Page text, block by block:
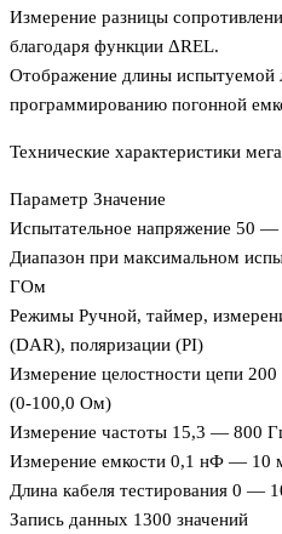
Измерение разницы
благодаря функции ΔREL.
Отображение длины испытуемой
программированию погонной
Технические характеристики
Параметр Значение
Испытательное напряжение 50
Диапазон при максимальном
ГОм
Режимы Ручной, таймер,
(DAR), поляризации (PI)
Измерение целостности цепи
(0-100,0 Ом)
Измерение частоты 15,3 — 800
Измерение емкости 0,1 нФ — 10
Длина кабеля тестирования 0 —
Запись данных 1300 значений